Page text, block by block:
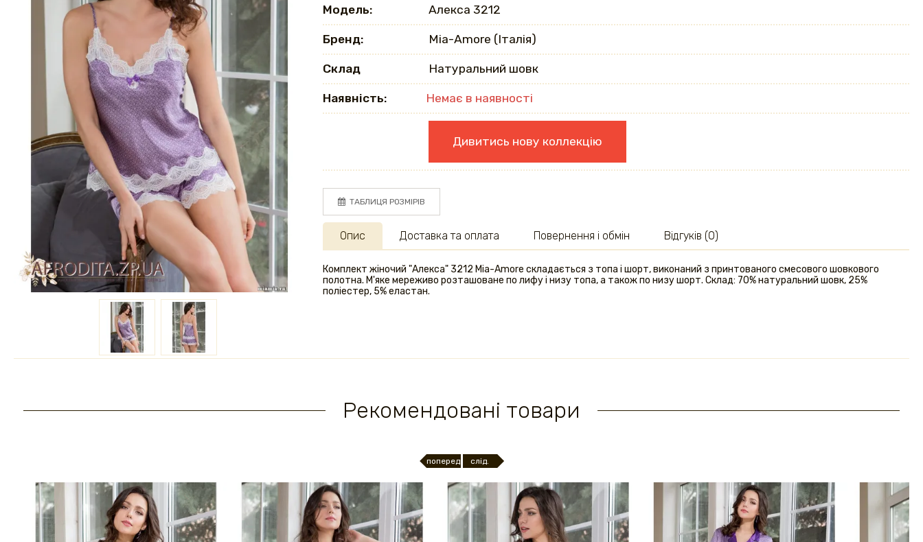
Модель: Алекса 3212
Бренд: Mia-Amore (Італія)
Склад Натуральний шовк
Наявність: Немає в наявності
Дивитись нову коллекцію
ТАБЛИЦЯ РОЗМІРІВ
Опис
Комплект жіночий "Алекса" 3212 Mia-Amore складається з топа і шорт, виконаний з принтованого смесового шовкового
полотна. М'яке мереживо розташоване по лифу і низу топа, а також по низу шорт. Склад: 70% натуральний шовк, 25%
поліестер, 5% еластан.
Доставка та оплата Повернення і обмін Відгуків (0)
Рекомендовані товари
поперед. слід.